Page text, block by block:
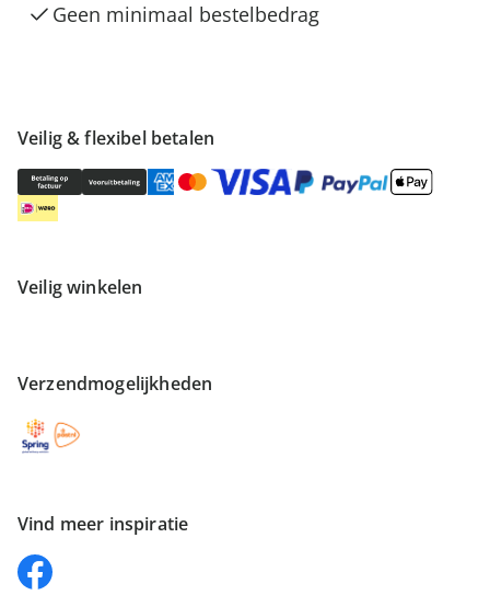
Veilig & flexibel betalen
Veilig winkelen
Verzendmogelijkheden
Vind meer inspiratie
Geen minimaal bestelbedrag